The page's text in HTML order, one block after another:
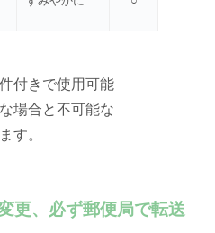
付きで使用可能
場合と不可能な
す。
更、必ず郵便局で転送